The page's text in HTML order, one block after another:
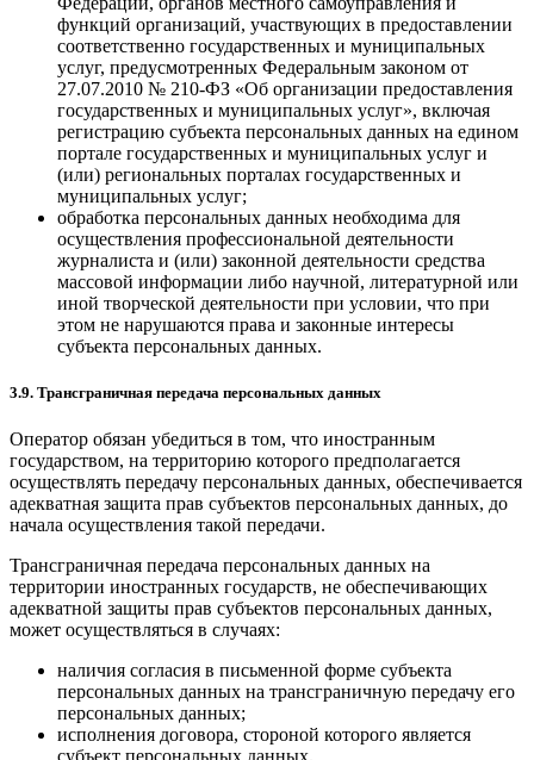
функций организаций, участвующих в предоставлении
соответственно государственных и муниципальных
услуг, предусмотренных Федеральным законом от
27.07.2010 № 210-ФЗ «Об организации предоставления
государственных и муниципальных услуг», включая
регистрацию субъекта персональных данных на едином
портале государственных и муниципальных услуг и
(или) региональных порталах государственных и
муниципальных услуг;
обработка персональных данных необходима для
осуществления профессиональной деятельности
журналиста и (или) законной деятельности средства
массовой информации либо научной, литературной или
иной творческой деятельности при условии, что при
этом не нарушаются права и законные интересы
субъекта персональных данных.
3.9. Трансграничная передача персональных данных
Оператор обязан убедиться в том, что иностранным
государством, на территорию которого предполагается
осуществлять передачу персональных данных, обеспечивается
адекватная защита прав субъектов персональных данных, до
начала осуществления такой передачи.
Трансграничная передача персональных данных на
территории иностранных государств, не обеспечивающих
адекватной защиты прав субъектов персональных данных,
может осуществляться в случаях:
наличия согласия в письменной форме субъекта
персональных данных на трансграничную передачу его
персональных данных;
исполнения договора, стороной которого является